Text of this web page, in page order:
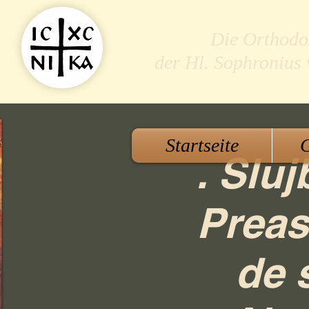
.
de
Startseite